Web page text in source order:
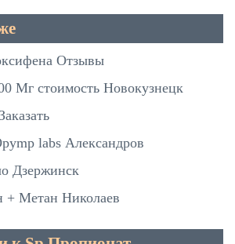
Отзывы
Мг стоимость Новокузнецк
labs Александров
Дзержинск
+ Метан Николаев